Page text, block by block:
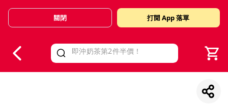
Valid Until 30 June 2026
關閉 打開 App 落單